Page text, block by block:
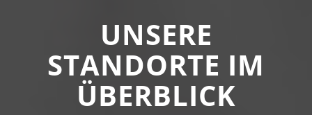
UNSERE
STANDORTE IM
ÜBERBLICK